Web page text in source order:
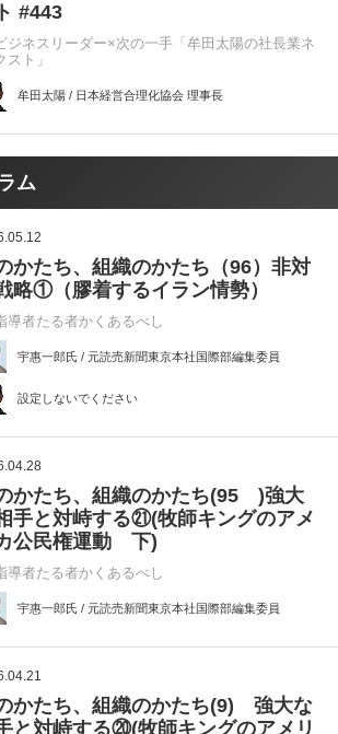
#443
ジネスリーダー×次の一手「牟田太陽の社長業ネ
スト」
牟田太陽 / 日本経営合理化協会 理事長
ム
かたち、組織のかたち（96）非対
略①（膠着するイラン情勢）
導者たる者かくあるべし
宇惠一郎氏 / 元読売新聞東京本社国際部編集委員
設定しないでください
かたち、組織のかたち(95 )強大
手と対峙する㉑(牧師キングのアメ
公民権運動 下)
導者たる者かくあるべし
宇惠一郎氏 / 元読売新聞東京本社国際部編集委員
かたち、組織のかたち(9) 強大な
と対峙する⑳(牧師キングのアメリ